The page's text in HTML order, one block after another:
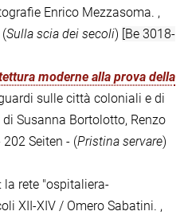
Enrico Mezzasoma. ,
Sulla scia dei secoli) [Be 3018-
moderne alla prova della
sulle città coloniali e di
Susanna Bortolotto, Renzo
Seiten - (Pristina servare)
: la rete "ospitaliera-
XII-XIV / Omero Sabatini. ,